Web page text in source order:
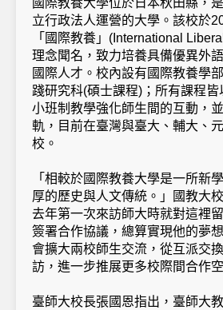
國際教養大學位於日本秋田縣，
立行政法人運營的大學。該校於
「國際教養」(International
理念聞名，致力培養具備優異外
國際人才。校內設有國際教養學
踐研究科(碩士課程)；所有課程
小班制教學強化師生間的互動，
軌，目前在臺灣與臺大、輔大、
校。
「相較於國際教養大學是一所新
厚的歷史與人文傳統。」國教大
去年第一次來訪師大時就對這裡
簽署合作協議，總算實現他的夢
會擴大兩校師生交流，從互派交
訪，進一步推展更多校際間合作空
臺師大校長張國恩指出，臺師大